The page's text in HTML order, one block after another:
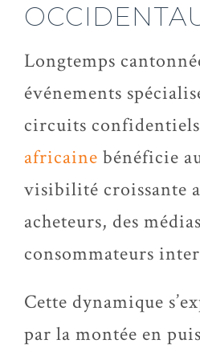
Longtemps
événements
circuits
africaine bénéficie
visibilité croissante
acheteurs, des
consommateurs
Cette dynamique
par la montée en